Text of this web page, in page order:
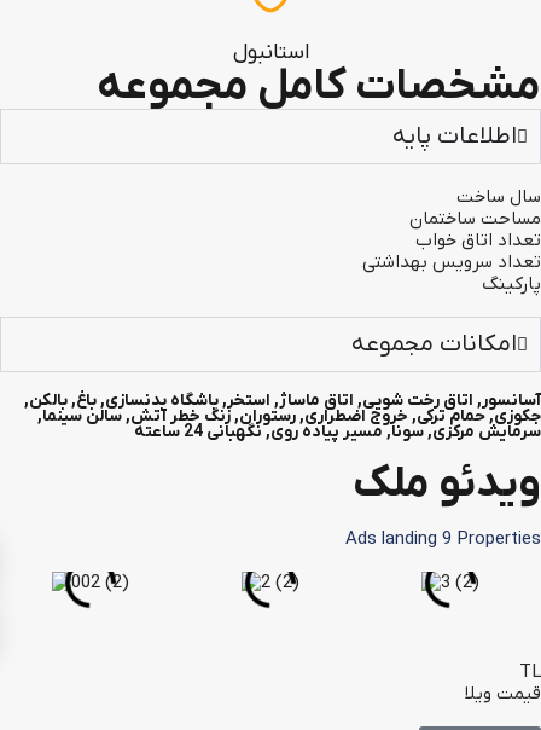
استانبول
مشخصات کامل مجموعه
اطلاعات پایه
سال ساخت
مساحت ساختمان
تعداد اتاق خواب
تعداد سرویس بهداشتی
پارکینگ
امکانات مجموعه
آسانسور, اتاق رخت شویی, اتاق ماساژ, استخر,باشگاه بدنسازی,باغ,بالکن,
جکوزی,حمام ترکی, خروج اضطراری,رستوران,زنگ خطر آتش,سالن سینما,
سرمایش مرکزی,سونا,مسیر پیاده روی,نگهبانی 24 ساعته
ویدئو ملک
Ads landing 9 Properties
TL
قیمت ویلا